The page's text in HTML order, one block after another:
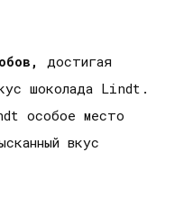
достигая
шоколада Lindt.
особое место
вкус